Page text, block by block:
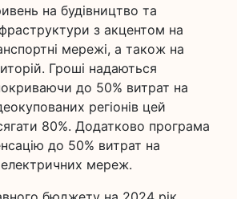
на будівництво та
з акцентом на
мережі, а також на
Гроші надаються
до 50% витрат на
регіонів цей
80%. Додатково програма
до 50% витрат на
мереж.